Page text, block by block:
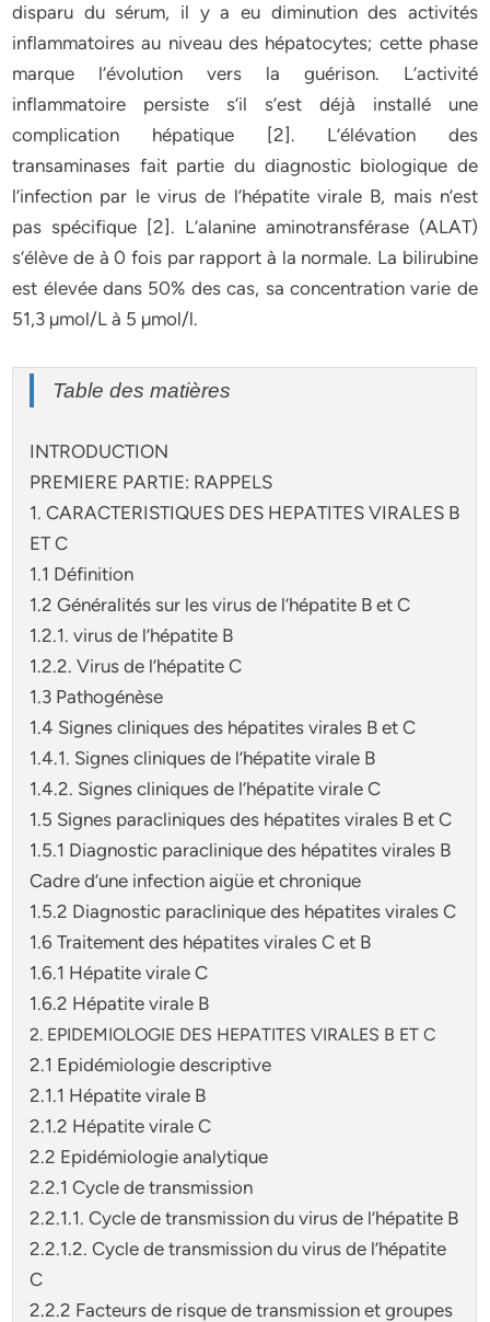
disparu du sérum, il y a eu diminution des activités
inflammatoires au niveau des hépatocytes; cette phase
marque l’évolution vers la guérison. L’activité
inflammatoire persiste s’il s’est déjà installé une
complication hépatique [2]. L’élévation des
transaminases fait partie du diagnostic biologique de
l’infection par le virus de l’hépatite virale B, mais n’est
pas spécifique [2]. L’alanine aminotransférase (ALAT)
s’élève de à 0 fois par rapport à la normale. La bilirubine
est élevée dans 50% des cas, sa concentration varie de
51,3 µmol/L à 5 µmol/l.
Table des matières
INTRODUCTION
PREMIERE PARTIE: RAPPELS
1. CARACTERISTIQUES DES HEPATITES VIRALES B
ET C
1.1 Définition
1.2 Généralités sur les virus de l’hépatite B et C
1.2.1. virus de l’hépatite B
1.2.2. Virus de l’hépatite C
1.3 Pathogénèse
1.4 Signes cliniques des hépatites virales B et C
1.4.1. Signes cliniques de l’hépatite virale B
1.4.2. Signes cliniques de l’hépatite virale C
1.5 Signes paracliniques des hépatites virales B et C
1.5.1 Diagnostic paraclinique des hépatites virales B
Cadre d’une infection aigüe et chronique
1.5.2 Diagnostic paraclinique des hépatites virales C
1.6 Traitement des hépatites virales C et B
1.6.1 Hépatite virale C
1.6.2 Hépatite virale B
2. EPIDEMIOLOGIE DES HEPATITES VIRALES B ET C
2.1 Epidémiologie descriptive
2.1.1 Hépatite virale B
2.1.2 Hépatite virale C
2.2 Epidémiologie analytique
2.2.1 Cycle de transmission
2.2.1.1. Cycle de transmission du virus de l’hépatite B
2.2.1.2. Cycle de transmission du virus de l’hépatite
C
2.2.2 Facteurs de risque de transmission et groupes